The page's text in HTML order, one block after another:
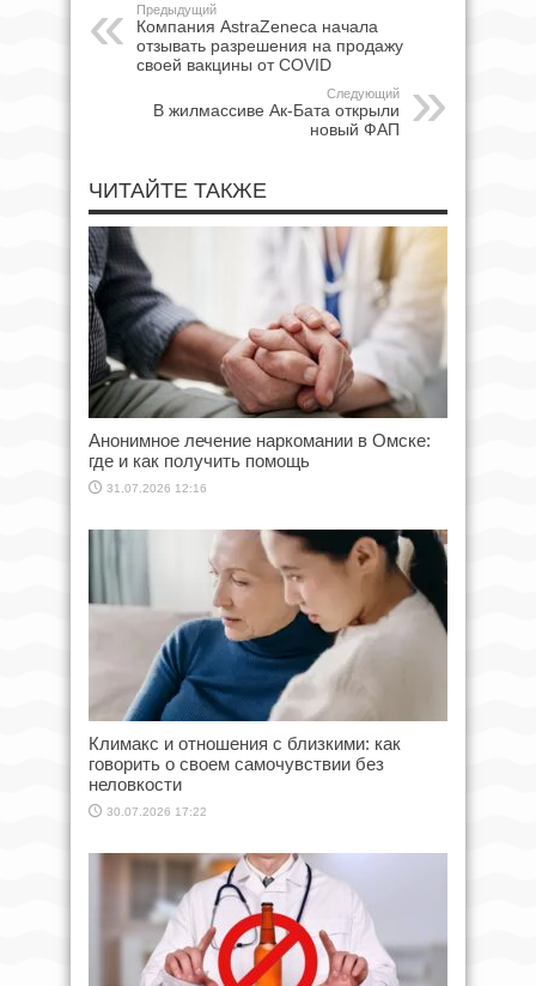
Предыдущий
Компания AstraZeneca начала
отзывать разрешения на продажу
своей вакцины от COVID
Следующий
В жилмассиве Ак-Бата открыли
новый ФАП
ЧИТАЙТЕ ТАКЖЕ
Анонимное лечение наркомании в Омске:
где и как получить помощь
31.07.2026 12:16
Климакс и отношения с близкими: как
говорить о своем самочувствии без
неловкости
30.07.2026 17:22